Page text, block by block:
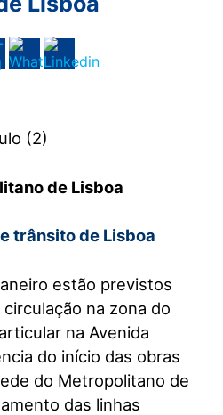
de Lisboa
trânsito de Lisboa
estão previstos
na zona do
na Avenida
do início das obras
do Metropolitano de
das linhas